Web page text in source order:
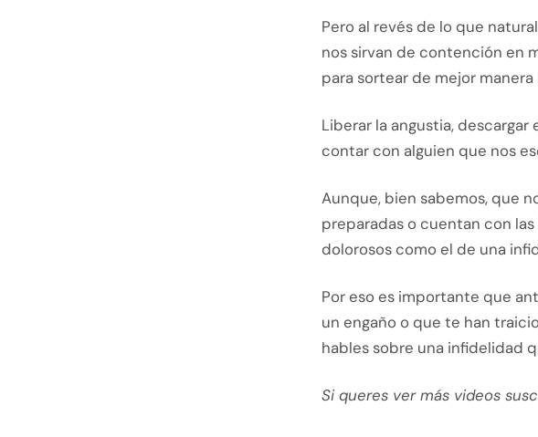
Pero al revés de lo que
nos sirvan de contención en
para sortear de mejor
Liberar la angustia,
contar con alguien que nos
Aunque, bien sabemos, que
preparadas o cuentan con
dolorosos como el de una
Por eso es importante que
un engaño o que te han
hables sobre una infidelidad
Si queres ver más videos